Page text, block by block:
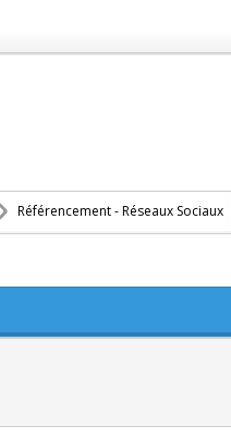
Référencement - Réseaux Sociaux